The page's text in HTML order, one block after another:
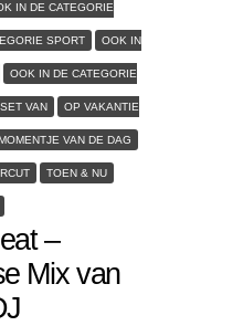
IN DE CATEGORIE
SPORT OOK IN
OOK IN DE CATEGORIE
VAN OP VAKANTIE
VAN DE DAG
TOEN & NU
–
Mix van